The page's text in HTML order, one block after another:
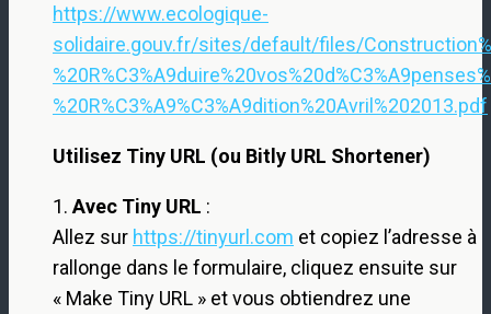
https://www.ecologique-
solidaire.gouv.fr/sites/default/files/
%20R%C3%A9%C3%A9dition%20Avril%202013.pdf
Utilisez Tiny URL (ou Bitly URL Shortener)
1. Avec Tiny URL :
Allez sur https://tinyurl.com et copiez l’adresse à
rallonge dans le formulaire, cliquez ensuite sur
« Make Tiny URL » et vous obtiendrez une